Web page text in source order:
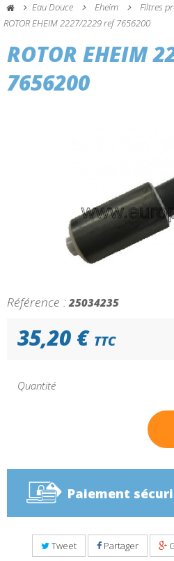
Eau Douce Eheim
Filtres
ROTOR EHEIM 2227/2229 ref 7656200
ROTOR EHEIM
7656200
Référence : 25034235
35,20 € TTC
Quantité
Paiement
Tweet Partager